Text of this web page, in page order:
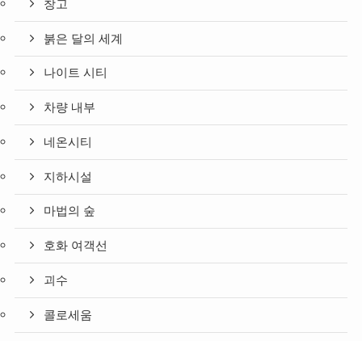
창고
붉은 달의 세계
나이트 시티
차량 내부
네온시티
지하시설
마법의 숲
호화 여객선
괴수
콜로세움